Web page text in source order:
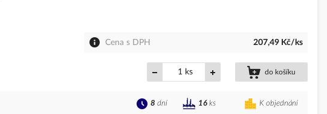
Cena s DPH 207,49 Kč/ks
ks do košíku
K objednání
8 dní 16 ks